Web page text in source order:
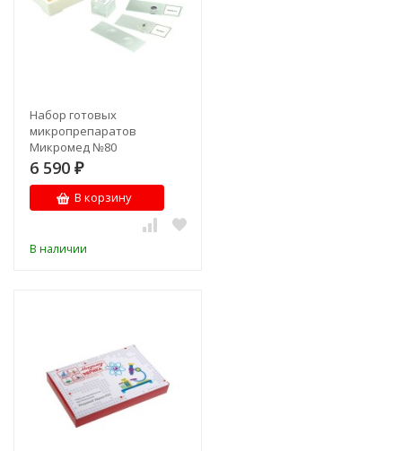
Набор готовых
микропрепаратов
Микромед №80
6 590 ₽
В корзину
В наличии